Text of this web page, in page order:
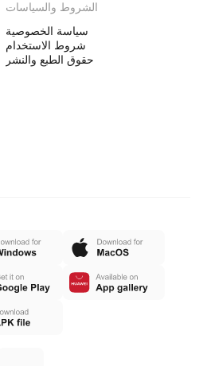
الشروط والسياسات
سياسة الخصوصية
شروط الاستخدام
حقوق الطبع والنشر